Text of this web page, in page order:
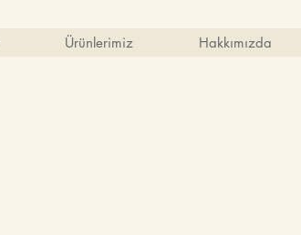
Ürünlerimiz Hakkımızda